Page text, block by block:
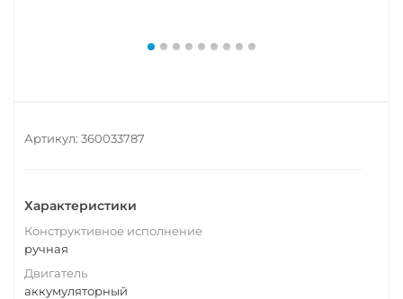
Артикул: 360033787
Характеристики
Конструктивное исполнение
ручная
Двигатель
аккумуляторный